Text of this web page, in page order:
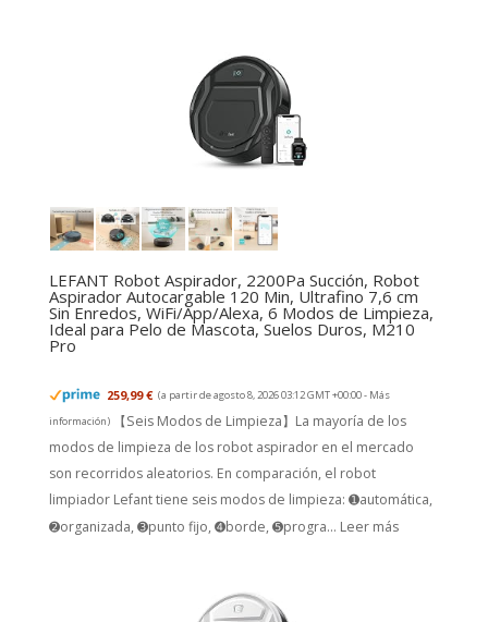
LEFANT Robot Aspirador, 2200Pa Succión, Robot
Aspirador Autocargable 120 Min, Ultrafino 7,6 cm
Sin Enredos, WiFi/App/Alexa, 6 Modos de Limpieza,
Ideal para Pelo de Mascota, Suelos Duros, M210
Pro
259,99 € (a partir de agosto 8, 2026 03:12 GMT +00:00 - Más
información)
【Seis Modos de Limpieza】La mayoría de los
modos de limpieza de los robot aspirador en el mercado
son recorridos aleatorios. En comparación, el robot
limpiador Lefant tiene seis modos de limpieza: ➊automática,
➋organizada, ➌punto fijo, ➍borde, ➎progra... Leer más